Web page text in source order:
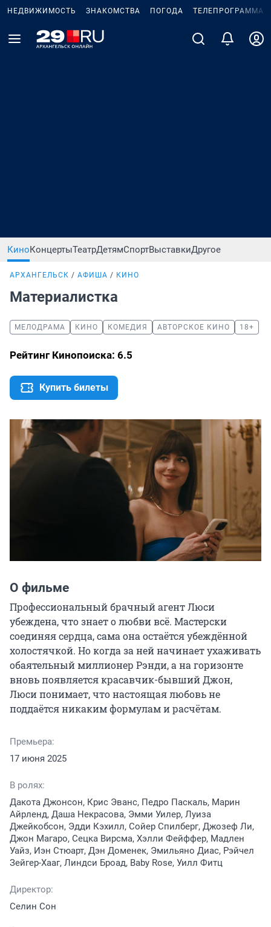
НЕДВИЖИМОСТЬ ЗНАКОМСТВА ПОГОДА ТЕЛЕПРОГРАММА
КиноКонцертыТеатрДетямСпортВыставкиДругое
АРХАНГЕЛЬСК АФИША КИНО
Материалистка
МЕЛОДРАМА КИНО КОМЕДИЯ АВТОРСКОЕ КИНО 18+
Рейтинг Кинопоиска: 6.5
Купить билеты
О фильме
Профессиональный брачный агент Люси
убеждена, что знает о любви всё. Мастерски
соединяя сердца, сама она остаётся убеждённой
холостячкой. Но когда за ней начинает ухаживать
обаятельный миллионер Рэнди, а на горизонте
вновь появляется красавчик-бывший Джон,
Люси понимает, что настоящая любовь не
поддаётся никаким формулам и расчётам.
Премьера:
17 июня 2025
В ролях:
Дакота Джонсон, Крис Эванс, Педро Паскаль, Марин
Айрленд, Даша Некрасова, Эмми Уилер, Луиза
Джейкобсон, Эдди Кэхилл, Сойер Спилберг, Джозеф Ли,
Джон Магаро, Сецка Вирсма, Хэлли Фейффер, Мадлен
Уайз, Иэн Стюарт, Дэн Доменек, Эмильяно Диас, Рэйчел
Зейгер-Хааг, Линдси Броад, Baby Rose, Уилл Фитц
Директор:
Селин Сон